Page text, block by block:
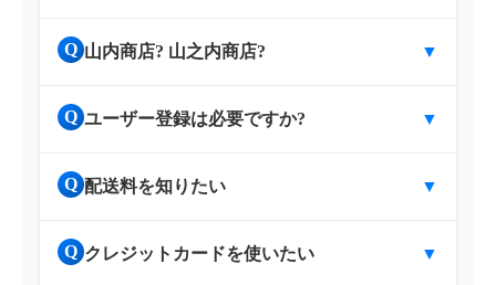
Q 山内商店? 山之内商店? ▼
Q ユーザー登録は必要ですか? ▼
Q 配送料を知りたい ▼
Q クレジットカードを使いたい ▼